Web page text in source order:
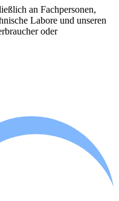
an Fachpersonen,
Labore und unseren
oder